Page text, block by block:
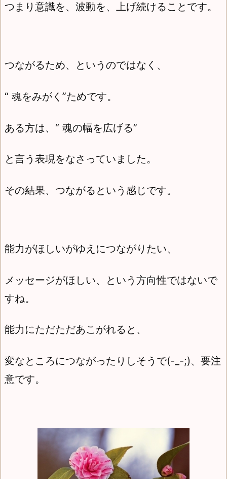
つまり意識を、波動を、上げ続けることです。
つながるため、というのではなく、
“ 魂をみがく”ためです。
ある方は、“ 魂の幅を広げる”
と言う表現をなさっていました。
その結果、つながるという感じです。
能力がほしいがゆえにつながりたい、
メッセージがほしい、という方向性ではないで
すね。
能力にただただあこがれると、
変なところにつながったりしそうで(-_-;)、要注
意です。